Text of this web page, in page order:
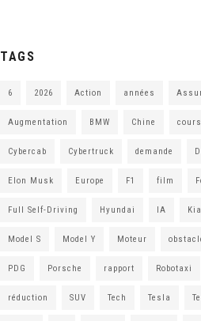
TAGS
6 2026 Action années
Augmentation BMW Chine
Cybercab Cybertruck demande
Elon Musk Europe F1 film
Full Self-Driving Hyundai IA Kia
Model S Model Y Moteur
PDG Porsche rapport Robotaxi
réduction SUV Tech Tesla